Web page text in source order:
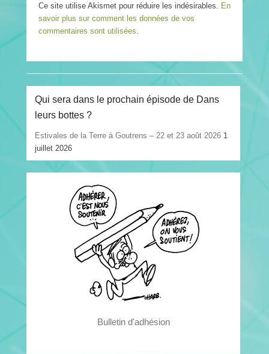
Ce site utilise Akismet pour réduire les indésirables. En
savoir plus sur comment les données de vos
commentaires sont utilisées.
Qui sera dans le prochain épisode de Dans
leurs bottes ?
Estivales de la Terre à Goutrens – 22 et 23 août 2026 1
juillet 2026
Bulletin d'adhésion